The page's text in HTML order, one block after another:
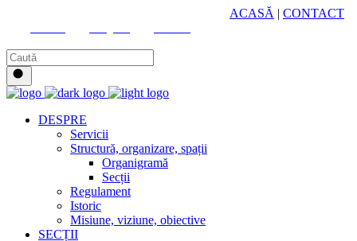
ACASĂ | CONTACT
DESPRE
Servicii
Structură, organizare, spații
Organigramă
Secții
Regulament
Istoric
Misiune, viziune, obiective
SECȚII